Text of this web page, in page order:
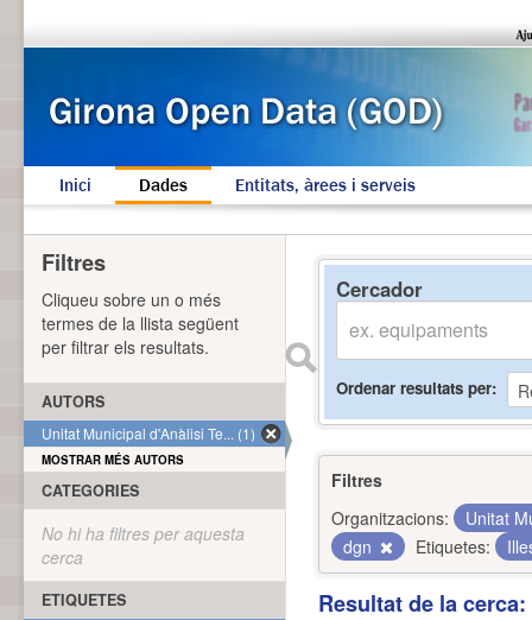
Inici Dades Entitats, àrees i serveis
Cercador
Ordenar resultats per
Filtres
Organitzacions:
Unitat
dgn
Etiquetes:
Resultat de la
Filtres
Cliqueu sobre un o més
termes de la llista següent
per filtrar els resultats.
AUTORS
Unitat Municipal d'Anàlisi Te... (1)
MOSTRAR MÉS AUTORS
CATEGORIES
No hi ha filtres per aquesta
cerca
ETIQUETES